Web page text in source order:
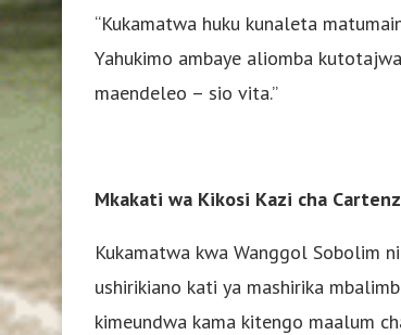
“Kukamatwa huku kunaleta
Yahukimo ambaye aliomba
maendeleo – sio vita.”
Mkakati wa Kikosi Kazi cha Cartenz
Kukamatwa kwa Wanggol Sobolim
ushirikiano kati ya mashirika
kimeundwa kama kitengo maalum